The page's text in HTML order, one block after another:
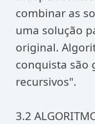
combinar as
uma solução
original.
conquista são
recursivos".
3.2